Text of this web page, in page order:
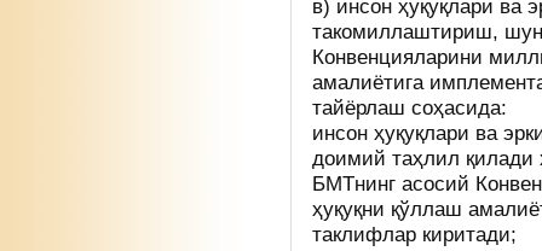
в) инсон ҳуқуқлари ва
такомиллаштириш,
Конвенцияларини
амалиётига
тайёрлаш соҳасида:
инсон ҳуқуқлари ва
доимий таҳлил
БМТнинг асосий
ҳуқуқни қўллаш
таклифлар киритади;